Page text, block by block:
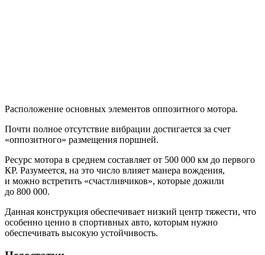
Расположение основных элементов оппозитного мотора.
Почти полное отсутствие вибрации достигается за счет
«оппозитного» размещения поршней.
Ресурс мотора в среднем составляет от 500 000 км до первого
КР. Разумеется, на это число влияет манера вождения,
и можно встретить «счастливчиков», которые дожили
до 800 000.
Данная конструкция обеспечивает низкий центр тяжести, что
особенно ценно в спортивных авто, которым нужно
обеспечивать высокую устойчивость.